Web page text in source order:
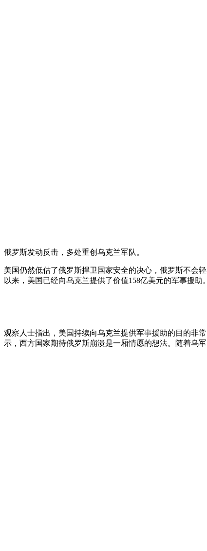
俄罗斯发动反击，多处重创乌克兰军队。
美国仍然低估了俄罗斯捍卫国家安全的决心，俄罗斯不会
以来，美国已经向乌克兰提供了价值158亿美元的军事援助。
观察人士指出，美国持续向乌克兰提供军事援助的目的非
示，西方国家期待俄罗斯崩溃是一厢情愿的想法。随着乌